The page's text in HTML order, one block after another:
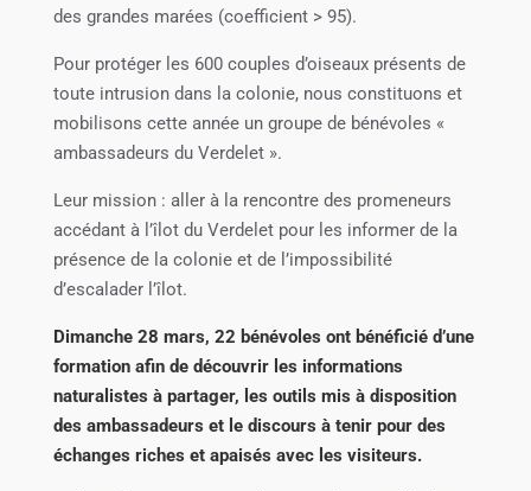
des grandes marées (coefficient > 95).
Pour protéger les 600 couples d’oiseaux présents de
toute intrusion dans la colonie, nous constituons et
mobilisons cette année un groupe de bénévoles «
ambassadeurs du Verdelet ».
Leur mission : aller à la rencontre des promeneurs
accédant à l’îlot du Verdelet pour les informer de la
présence de la colonie et de l’impossibilité
d’escalader l’îlot.
Dimanche 28 mars, 22 bénévoles ont bénéficié d’une
formation afin de découvrir les informations
naturalistes à partager, les outils mis à disposition
des ambassadeurs et le discours à tenir pour des
échanges riches et apaisés avec les visiteurs.